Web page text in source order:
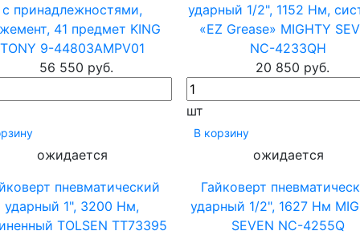
с принадлежностями,
41 предмет KING
TONY 9-44803AMPV01
56 550 руб.
ожидается
ударный 1/2", 1152 Нм,
«EZ Grease» MIGHTY
NC-4233QH
20 850 руб.
шт
В корзину
ожидается
пневматический
ударный 1", 3200 Нм,
TOLSEN TT73395
Гайковерт
ударный 1/2", 1627 Нм
SEVEN NC-4255Q